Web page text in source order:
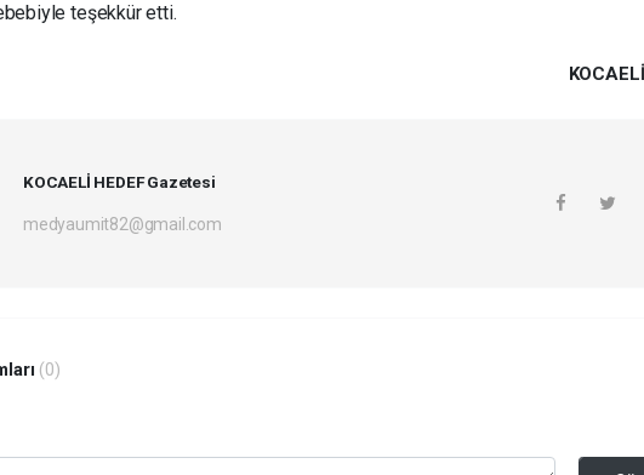
teşekkür etti.
KOCAELİ HEDEF Gazetesi
medyaumit82@gmail.com
(0)